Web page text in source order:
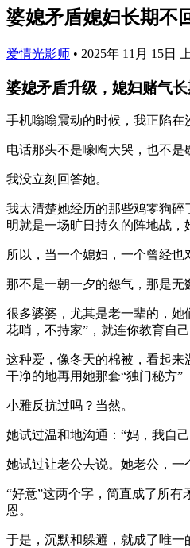
婆媳矛盾媳妇长期不
爱情光影师 • 2025年 11月 15日
婆媳矛盾升级，媳妇赌气
手机嗡嗡震动的时候，我正陷在
电话那头不是嚎啕大哭，也不
我没立刻回答她。
我太清楚她经历的那些鸡零狗碎
明就是一场旷日持久的阵地战，
所以，当一个媳妇，一个曾经也
那不是一朝一夕的怨气，那是无
很多婆婆，尤其是老一辈的，她
花哨，不持家”，就连你教育自
这种爱，像冬天的棉被，看起
干净的地再用她那套“独门秘方”
小雅反抗过吗？当然。
她试过温和地沟通：“妈，我自
她试过让老公去说。她老公，一
“好意”这两个字，简直成了所
恩。
于是，沉默和躲避，就成了唯一